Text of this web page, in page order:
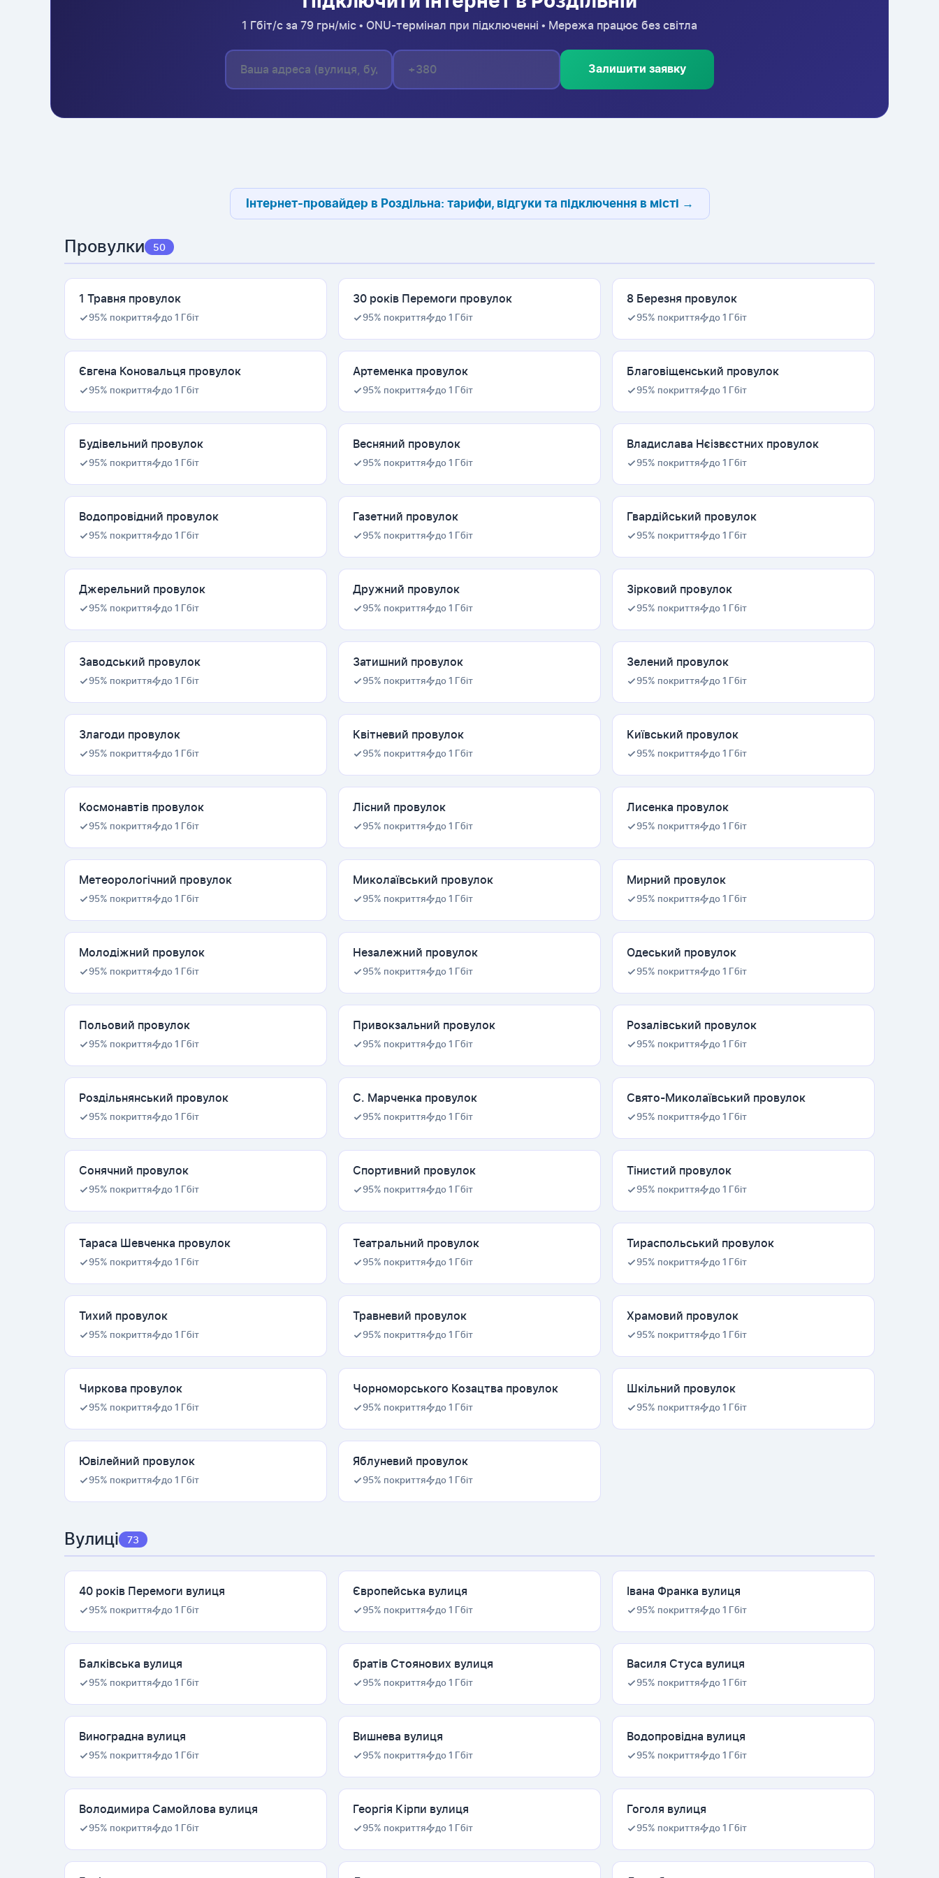
1 Гбіт/с за 79 грн/міс • ONU-термінал при підключенні • Мережа працює без світла
Залишити заявку
Інтернет-провайдер в Роздільна: тарифи, відгуки та підключення в місті →
Провулки 50
1 Травня провулок
95% покриття до 1 Гбіт
30 років Перемоги провулок
95% покриття до 1 Гбіт
8 Березня провулок
95% покриття до 1 Гбіт
Євгена Коновальця провулок
95% покриття до 1 Гбіт
Артеменка провулок
95% покриття до 1 Гбіт
Благовіщенський провулок
95% покриття до 1 Гбіт
Будівельний провулок
95% покриття до 1 Гбіт
Весняний провулок
95% покриття до 1 Гбіт
Владислава Нєізвєстних провулок
95% покриття до 1 Гбіт
Водопровідний провулок
95% покриття до 1 Гбіт
Газетний провулок
95% покриття до 1 Гбіт
Гвардійський провулок
95% покриття до 1 Гбіт
Джерельний провулок
95% покриття до 1 Гбіт
Дружний провулок
95% покриття до 1 Гбіт
Зірковий провулок
95% покриття до 1 Гбіт
Заводський провулок
95% покриття до 1 Гбіт
Затишний провулок
95% покриття до 1 Гбіт
Зелений провулок
95% покриття до 1 Гбіт
Злагоди провулок
95% покриття до 1 Гбіт
Квітневий провулок
95% покриття до 1 Гбіт
Київський провулок
95% покриття до 1 Гбіт
Космонавтів провулок
95% покриття до 1 Гбіт
Лісний провулок
95% покриття до 1 Гбіт
Лисенка провулок
95% покриття до 1 Гбіт
Метеорологічний провулок
95% покриття до 1 Гбіт
Миколаївський провулок
95% покриття до 1 Гбіт
Мирний провулок
95% покриття до 1 Гбіт
Молодіжний провулок
95% покриття до 1 Гбіт
Незалежний провулок
95% покриття до 1 Гбіт
Одеський провулок
95% покриття до 1 Гбіт
Польовий провулок
95% покриття до 1 Гбіт
Привокзальний провулок
95% покриття до 1 Гбіт
Розалівський провулок
95% покриття до 1 Гбіт
Роздільнянський провулок
95% покриття до 1 Гбіт
С. Марченка провулок
95% покриття до 1 Гбіт
Свято-Миколаївський провулок
95% покриття до 1 Гбіт
Сонячний провулок
95% покриття до 1 Гбіт
Спортивний провулок
95% покриття до 1 Гбіт
Тінистий провулок
95% покриття до 1 Гбіт
Тараса Шевченка провулок
95% покриття до 1 Гбіт
Театральний провулок
95% покриття до 1 Гбіт
Тираспольський провулок
95% покриття до 1 Гбіт
Тихий провулок
95% покриття до 1 Гбіт
Травневий провулок
95% покриття до 1 Гбіт
Храмовий провулок
95% покриття до 1 Гбіт
Чиркова провулок
95% покриття до 1 Гбіт
Чорноморського Козацтва провулок
95% покриття до 1 Гбіт
Шкільний провулок
95% покриття до 1 Гбіт
Ювілейний провулок
95% покриття до 1 Гбіт
Яблуневий провулок
95% покриття до 1 Гбіт
Вулиці 73
40 років Перемоги вулиця
95% покриття до 1 Гбіт
Європейська вулиця
95% покриття до 1 Гбіт
Івана Франка вулиця
95% покриття до 1 Гбіт
Балківська вулиця
95% покриття до 1 Гбіт
братів Стоянових вулиця
95% покриття до 1 Гбіт
Василя Стуса вулиця
95% покриття до 1 Гбіт
Виноградна вулиця
95% покриття до 1 Гбіт
Вишнева вулиця
95% покриття до 1 Гбіт
Водопровідна вулиця
95% покриття до 1 Гбіт
Володимира Самойлова вулиця
95% покриття до 1 Гбіт
Георгія Кірпи вулиця
95% покриття до 1 Гбіт
Гоголя вулиця
95% покриття до 1 Гбіт